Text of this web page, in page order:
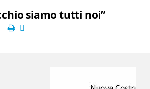
siamo tutti noi”